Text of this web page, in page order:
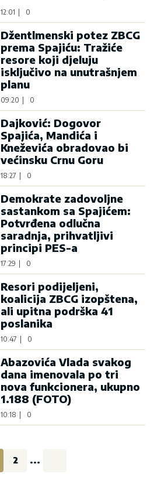
12:01 0
Džentlmenski potez ZBCG
prema Spajiću: Tražiće
resore koji djeluju
isključivo na unutrašnjem
planu
09:20 0
Dajković: Dogovor
Spajića, Mandića i
Kneževića obradovao bi
većinsku Crnu Goru
18:27 0
Demokrate zadovoljne
sastankom sa Spajićem:
Potvrđena odlučna
saradnja, prihvatljivi
principi PES-a
17:29 0
Resori podijeljeni,
koalicija ZBCG izopštena,
ali upitna podrška 41
poslanika
10:47 0
Abazovića Vlada svakog
dana imenovala po tri
nova funkcionera, ukupno
1.188 (FOTO)
10:18 0
2 ...